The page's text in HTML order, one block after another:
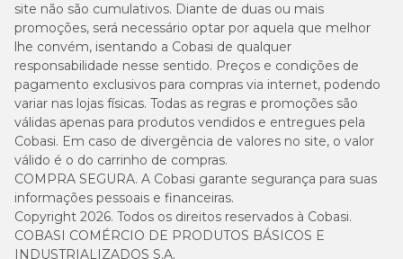
site não são cumulativos. Diante de duas ou mais
promoções, será necessário optar por aquela que melhor
lhe convém, isentando a Cobasi de qualquer
responsabilidade nesse sentido. Preços e condições de
pagamento exclusivos para compras via internet, podendo
variar nas lojas físicas. Todas as regras e promoções são
válidas apenas para produtos vendidos e entregues pela
Cobasi. Em caso de divergência de valores no site, o valor
válido é o do carrinho de compras.
COMPRA SEGURA. A Cobasi garante segurança para suas
informações pessoais e financeiras.
Copyright 2026. Todos os direitos reservados à Cobasi.
COBASI COMÉRCIO DE PRODUTOS BÁSICOS E
INDUSTRIALIZADOS S.A.